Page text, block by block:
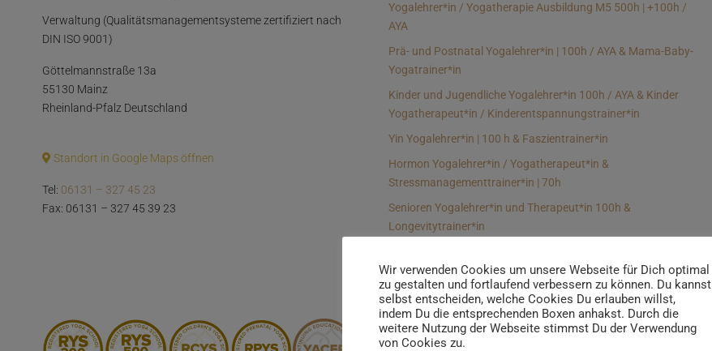
Verwaltung (Qualitätsmanagementsysteme zertifiziert nach
DIN ISO 9001)
Göttelmannstraße 13a
55130 Mainz
Rheinland-Pfalz Deutschland
Standort in Google Maps öffnen
Tel: 06131 – 327 45 23
Fax: 06131 – 327 45 39 23
Yogalehrer*in / Yogatherapie Ausbildung M5 500h | +100h /
AYA
Prä- und Postnatal Yogalehrer*in | 100h / AYA & Mama-Baby-
Yogatrainer*in
Kinder und Jugendliche Yogalehrer*in 100h / AYA & Kinder
Yogatherapeut*in / Kinderentspannungstrainer*in
Yin Yogalehrer*in | 100 h & Faszientrainer*in
Hormon Yogalehrer*in / Yogatherapeut*in &
Stressmanagementtrainer*in | 70h
Senioren Yogalehrer*in und Therapeut*in 100h &
Longevitytrainer*in
Meditationsleiter*in | 50h & Achtsamkeitstrainer*in
Yoga Alignmenttrainer*in | 40h
Yoga Hilfsmitteltrainer*in Ausbildung | 10 h
Wir verwenden Cookies um unsere Webseite für Dich optimal
zu gestalten und fortlaufend verbessern zu können. Du kannst
selbst entscheiden, welche Cookies Du erlauben willst,
indem Du die entsprechenden Boxen anhakst. Durch die
weitere Nutzung der Webseite stimmst Du der Verwendung
von Cookies zu.